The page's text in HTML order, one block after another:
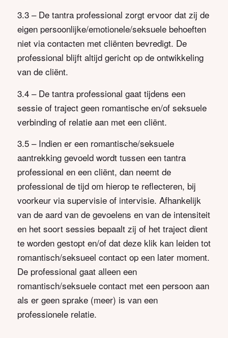
3.3 – De tantra professional zorgt ervoor dat zij de
eigen persoonlijke/emotionele/seksuele behoeften
niet via contacten met cliënten bevredigt. De
professional blijft altijd gericht op de ontwikkeling
van de cliënt.
3.4 – De tantra professional gaat tijdens een
sessie of traject geen romantische en/of seksuele
verbinding of relatie aan met een cliënt.
3.5 – Indien er een romantische/seksuele
aantrekking gevoeld wordt tussen een tantra
professional en een cliënt, dan neemt de
professional de tijd om hierop te reflecteren, bij
voorkeur via supervisie of intervisie. Afhankelijk
van de aard van de gevoelens en van de intensiteit
en het soort sessies bepaalt zij of het traject dient
te worden gestopt en/of dat deze klik kan leiden tot
romantisch/seksueel contact op een later moment.
De professional gaat alleen een
romantisch/seksuele contact met een persoon aan
als er geen sprake (meer) is van een
professionele relatie.